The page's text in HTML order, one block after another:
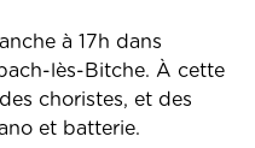
à 17h dans
lès-Bitche. À cette
choristes, et des
et batterie.